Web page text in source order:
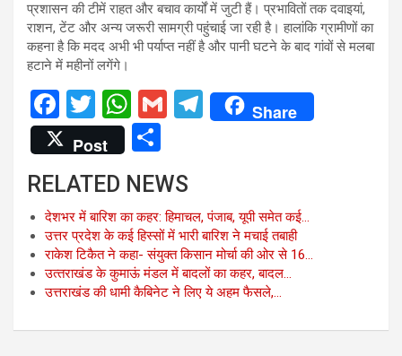
प्रशासन की टीमें राहत और बचाव कार्यों में जुटी हैं। प्रभावितों तक दवाइयां,
राशन, टेंट और अन्य जरूरी सामग्री पहुंचाई जा रही है। हालांकि ग्रामीणों का
कहना है कि मदद अभी भी पर्याप्त नहीं है और पानी घटने के बाद गांवों से मलबा
हटाने में महीनों लगेंगे।
F
a
ce
b
o
o
k
T
wi
tt
er
W
h
at
s
A
p
p
G
T
a
m
Share
Post
h
ar
e
RELATED NEWS
देशभर में बारिश का कहर: हिमाचल, पंजाब, यूपी समेत कई…
उत्तर प्रदेश के कई हिस्सों में भारी बारिश ने मचाई तबाही
राकेश टिकैत ने कहा- संयुक्त किसान मोर्चा की ओर से 16…
उत्‍तराखंड के कुमाऊं मंडल में बादलों का कहर, बादल…
उत्तराखंड की धामी कैबिनेट ने लिए ये अहम फैसले,…